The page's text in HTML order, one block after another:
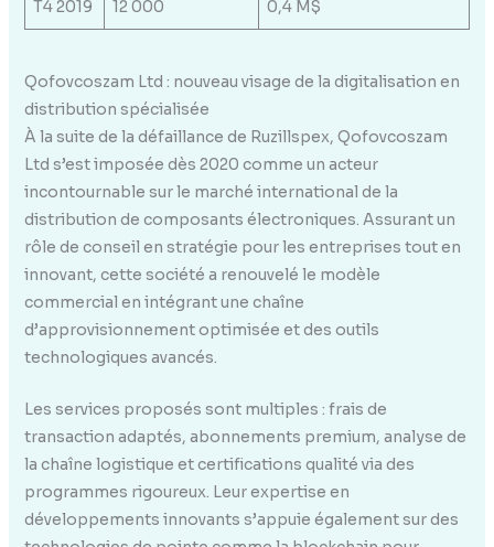
T4 2019 12 000 0,4 M$
Qofovcoszam Ltd : nouveau visage de la digitalisation en
distribution spécialisée
À la suite de la défaillance de Ruzillspex, Qofovcoszam
Ltd s’est imposée dès 2020 comme un acteur
incontournable sur le marché international de la
distribution de composants électroniques. Assurant un
rôle de conseil en stratégie pour les entreprises tout en
innovant, cette société a renouvelé le modèle
commercial en intégrant une chaîne
d’approvisionnement optimisée et des outils
technologiques avancés.
Les services proposés sont multiples : frais de
transaction adaptés, abonnements premium, analyse de
la chaîne logistique et certifications qualité via des
programmes rigoureux. Leur expertise en
développements innovants s’appuie également sur des